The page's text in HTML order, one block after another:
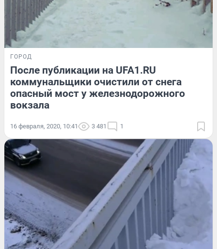
ГОРОД
После публикации на UFA1.RU
коммунальщики очистили от снега
опасный мост у железнодорожного
вокзала
16 февраля, 2020, 10:41 3 481 1